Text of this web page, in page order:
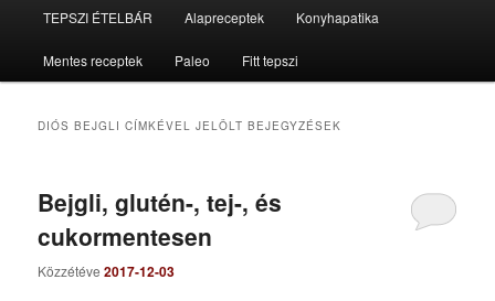
Tovább
az
elsődleges
Tovább
a
másodlagos
TEPSZI ÉTELBÁR Alapreceptek Konyhapatika
Mentes receptek Paleo Fitt tepszi
DIÓS BEJGLI CÍMKÉVEL JELÖLT BEJEGYZÉSEK
Bejgli, glutén-, tej-, és
cukormentesen
Közzétéve2017-12-03